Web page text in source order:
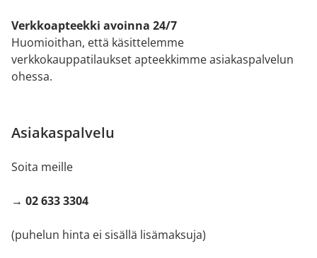
Verkkoapteekki avoinna 24/7
Huomioithan, että käsittelemme
verkkokauppatilaukset apteekkimme asiakaspalvelun
ohessa.
Asiakaspalvelu
Soita meille
→ 02 633 3304
(puhelun hinta ei sisällä lisämaksuja)